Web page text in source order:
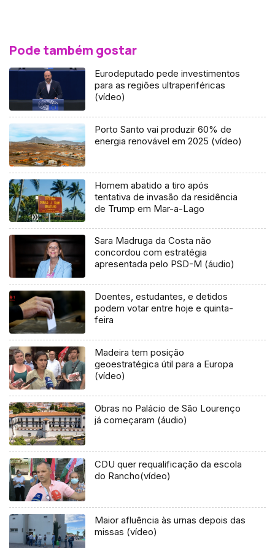
Pode também gostar
Eurodeputado pede investimentos
para as regiões ultraperiféricas
(vídeo)
Porto Santo vai produzir 60% de
energia renovável em 2025 (vídeo)
Homem abatido a tiro após
tentativa de invasão da residência
de Trump em Mar-a-Lago
Sara Madruga da Costa não
concordou com estratégia
apresentada pelo PSD-M (áudio)
Doentes, estudantes, e detidos
podem votar entre hoje e quinta-
feira
Madeira tem posição
geoestratégica útil para a Europa
(vídeo)
Obras no Palácio de São Lourenço
já começaram (áudio)
CDU quer requalificação da escola
do Rancho(vídeo)
Maior afluência às urnas depois das
missas (vídeo)